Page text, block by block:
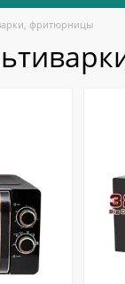
фритюрницы